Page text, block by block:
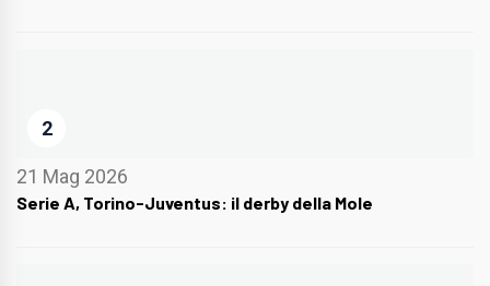
2
21 Mag 2026
Serie A, Torino-Juventus: il derby della Mole